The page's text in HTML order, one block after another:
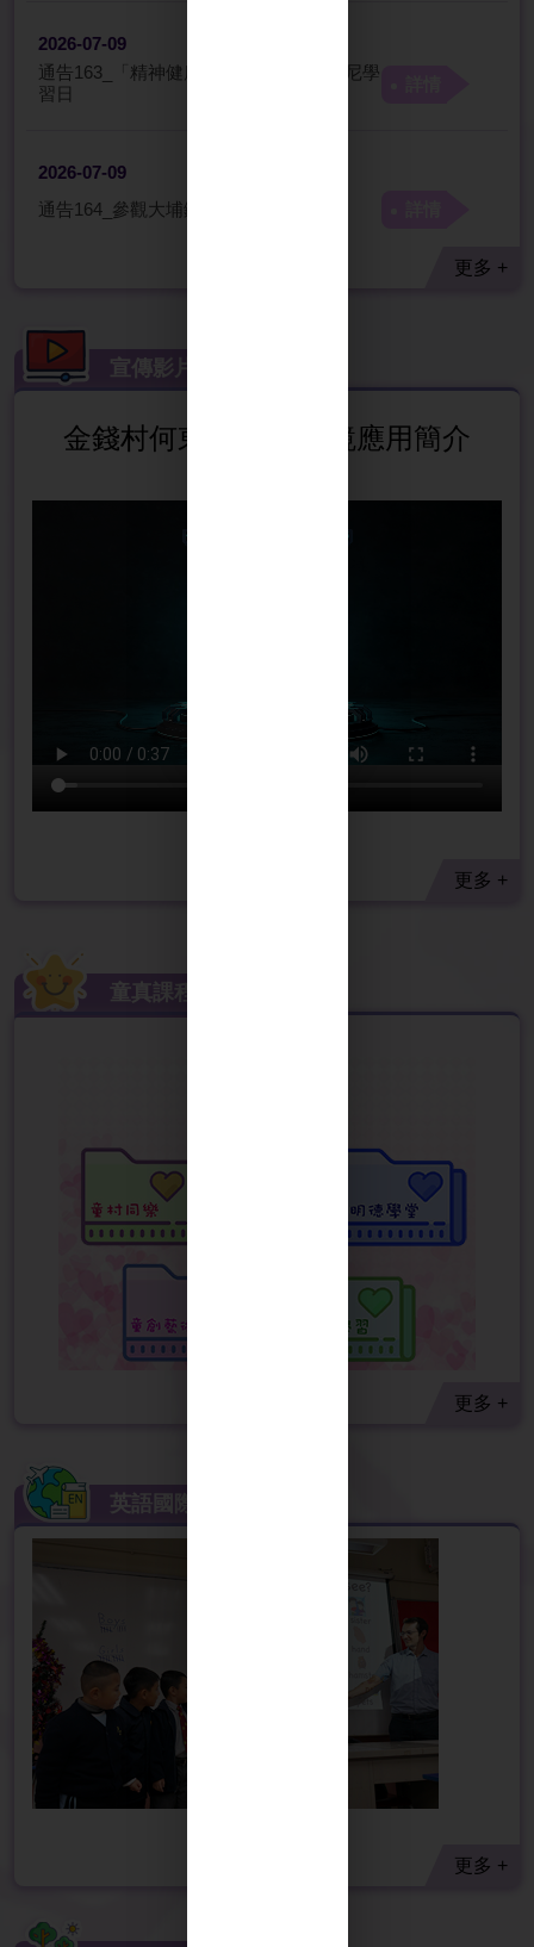
2026-07-09
通告163_「精神健康學生守門員」迪士尼學
習日
2026-07-09
通告164_參觀大埔鐵路博物館
更多 +
宣傳影片
金錢村何東小學 AI眼鏡應用簡介
更多 +
童真課程
更多 +
英語國際化
更多 +